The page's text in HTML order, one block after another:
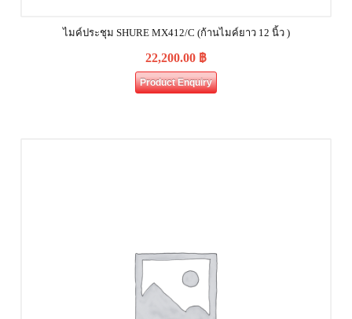
ไมค์ประชุม SHURE MX412/C (ก้านไมค์ยาว 12 นิ้ว )
22,200.00 ฿
Product Enquiry